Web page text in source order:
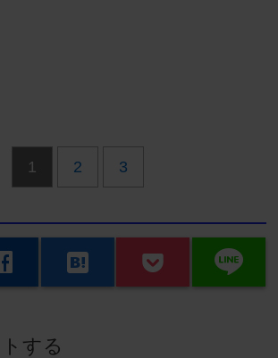
1 2 3
hatenabookmark line
する